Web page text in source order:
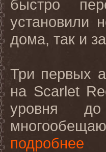
быстро
установили
дома, так и
Три первых
на Scarlet
уровня
подробнее